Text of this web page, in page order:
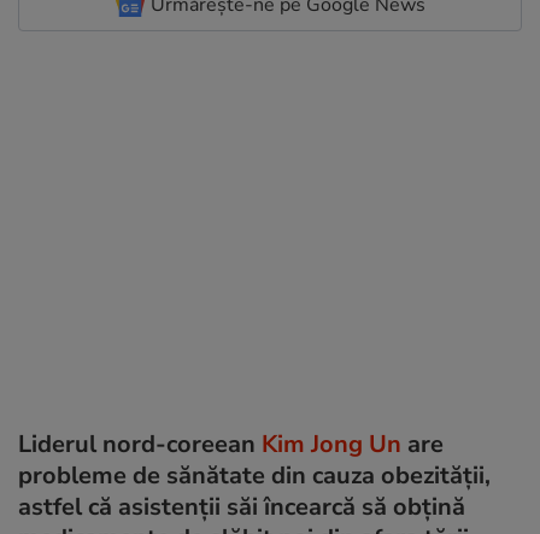
Liderul nord-coreean Kim Jong Un are
probleme de sănătate din cauza obezității,
astfel că asistenții săi încearcă să obțină